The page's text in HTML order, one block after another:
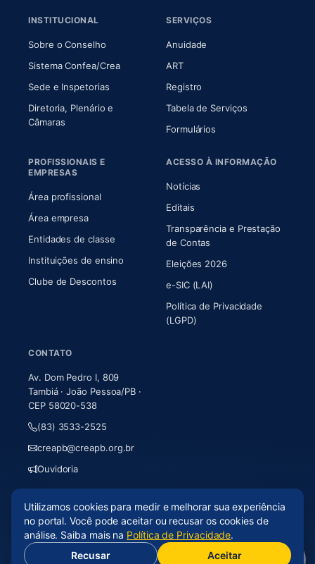
INSTITUCIONAL
Sobre o Conselho(abre em nova aba)
Sistema Confea/Crea(abre em nova aba)
Sede e Inspetorias
Diretoria, Plenário e
Câmaras(abre em nova aba)
SERVIÇOS
Anuidade
ART(abre em nova aba)
Registro
Tabela de Serviços
Formulários
PROFISSIONAIS E
EMPRESAS
Área profissional
Área empresa
Entidades de classe
Instituições de ensino
Clube de Descontos
ACESSO À INFORMAÇÃO
Notícias
Editais
Transparência e Prestação
de Contas
Eleições 2026
e-SIC (LAI)
Política de Privacidade
(LGPD)
CONTATO
Av. Dom Pedro I, 809
Tambiá · João Pessoa/PB ·
CEP 58020-538
(83) 3533-2525
creapb@creapb.org.br
Ouvidoria
© 2026 CREA-PB · Todos os direitos reservados
Acessibilidade
Mapa do site· LGPD
(abre em nova aba)
Utilizamos cookies para medir e melhorar sua experiência
no portal. Você pode aceitar ou recusar os cookies de
análise. Saiba mais na Política de Privacidade.
Recusar
Aceitar